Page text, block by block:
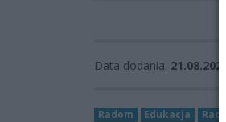
Data dodania:
Radom Edukacja